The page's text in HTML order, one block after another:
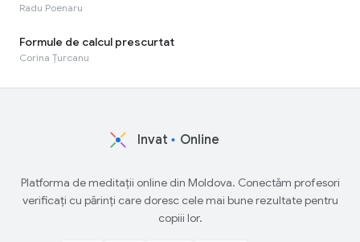
Radu Poenaru
Formule de calcul prescurtat
Corina Țurcanu
Invat Online
Platforma de meditații online din Moldova. Conectăm profesori
verificați cu părinți care doresc cele mai bune rezultate pentru
copiii lor.